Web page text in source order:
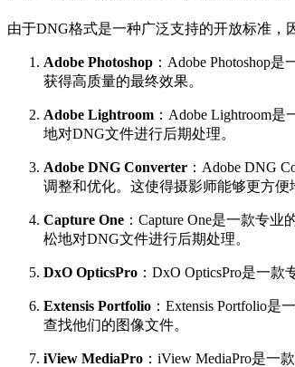
由于DNG格式是一种广泛支持的开放标准，
Adobe Photoshop ：Adobe Photoshop
获得高质量的最终效果。
Adobe Lightroom ：Adobe Lightroom
地对DNG文件进行后期处理。
Adobe DNG Converter ：Adobe DNG
调整和优化。这使得摄影师能够更方便
Capture One ：Capture One是一款专
松地对DNG文件进行后期处理。
DxO OpticsPro ：DxO OpticsPro是一
Extensis Portfolio ：Extensis Portfolio
查找他们的图像文件。
iView MediaPro ：iView MediaPro是